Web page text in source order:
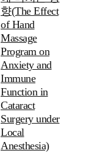
향(The Effect
of Hand
Massage
Program on
Anxiety and
Immune
Function in
Cataract
Surgery under
Local
Anesthesia)